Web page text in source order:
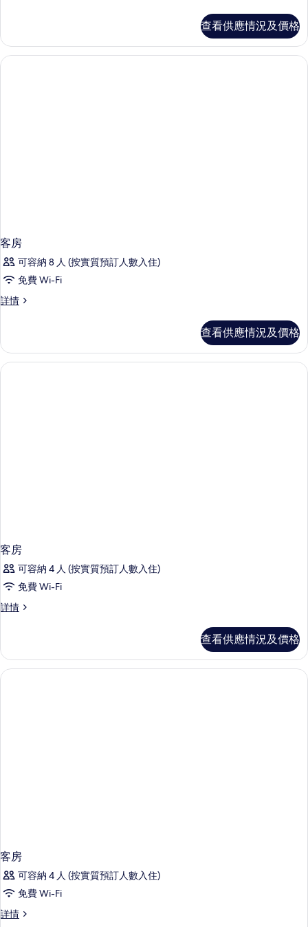
Transfer)
的
Free
Airport
Transfer)
查看供應情況及價格
客房
可容納 8 人 (按實質預訂人數入住)
免費 Wi-Fi
詳情
客
查看供應情況及價格
客房
可容納 4 人 (按實質預訂人數入住)
免費 Wi-Fi
詳情
客
查看供應情況及價格
客房
可容納 4 人 (按實質預訂人數入住)
免費 Wi-Fi
詳情
客